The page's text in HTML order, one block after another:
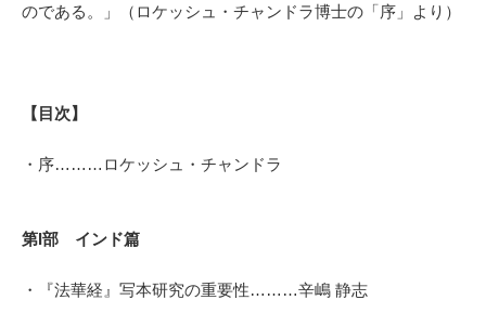
のである。」（ロケッシュ・チャンドラ博士の「序」より）
【目次】
・序……… ロケッシュ・チャンドラ
第I部 インド篇
・『法華経』写本研究の重要性………辛嶋 静志